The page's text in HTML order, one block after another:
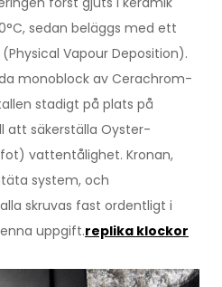
sedan beläggs med ett
Vapour Deposition).
monoblock av Cerachrom-
stadigt på plats på
att säkerställa Oyster-
vattentålighet. Kronan,
system, och
skruvas fast ordentligt i
uppgift.replika klockor